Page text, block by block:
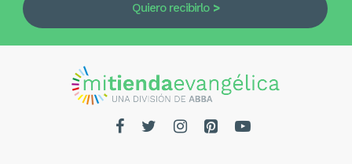
Quiero recibirlo